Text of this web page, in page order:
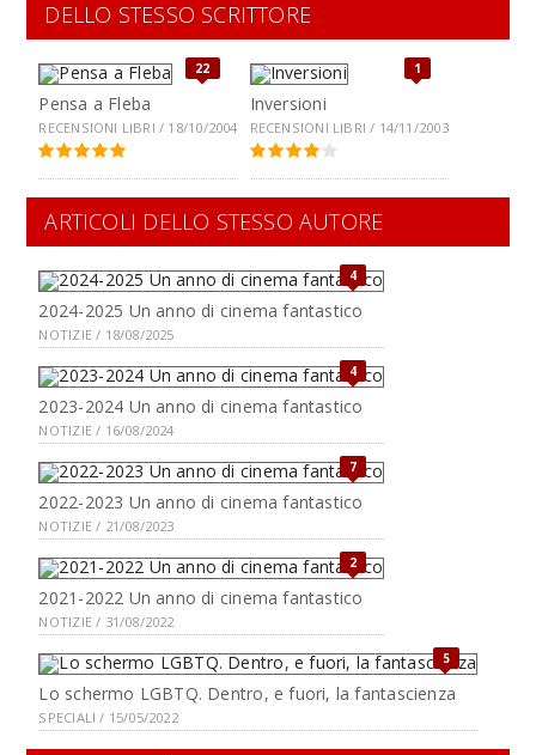
DELLO STESSO SCRITTORE
22
Pensa a Fleba
RECENSIONI LIBRI / 18/10/2004
1
Inversioni
RECENSIONI LIBRI / 14/11/2003
ARTICOLI DELLO STESSO AUTORE
4
2024-2025 Un anno di cinema fantastico
NOTIZIE / 18/08/2025
4
2023-2024 Un anno di cinema fantastico
NOTIZIE / 16/08/2024
7
2022-2023 Un anno di cinema fantastico
NOTIZIE / 21/08/2023
2
2021-2022 Un anno di cinema fantastico
NOTIZIE / 31/08/2022
5
Lo schermo LGBTQ. Dentro, e fuori, la fantascienza
SPECIALI / 15/05/2022